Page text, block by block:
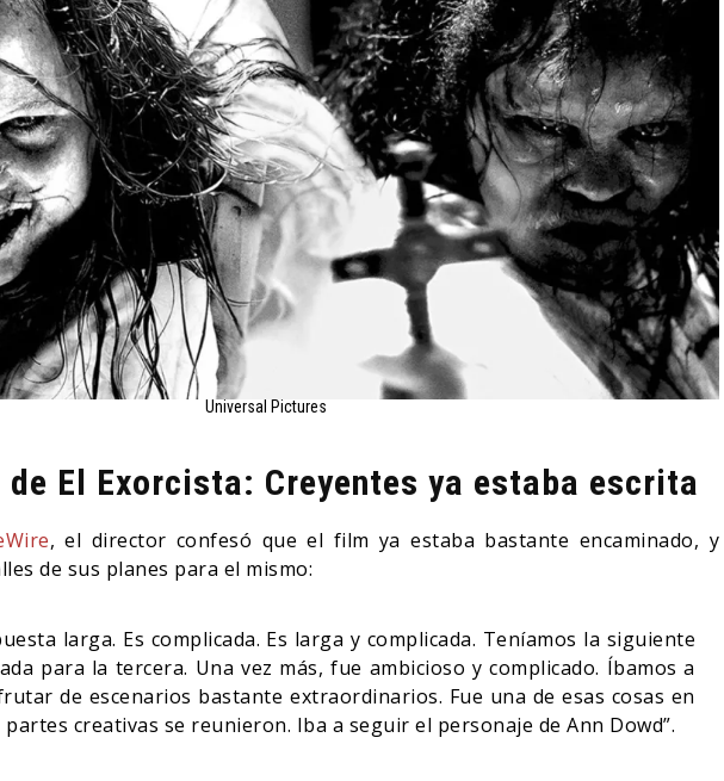
Universal Pictures
de El Exorcista: Creyentes ya estaba escrita
, el director confesó que el film ya estaba bastante encaminado, y
de sus planes para el mismo:
larga. Es complicada. Es larga y complicada. Teníamos la siguiente
para la tercera. Una vez más, fue ambicioso y complicado. Íbamos a
de escenarios bastante extraordinarios. Fue una de esas cosas en
creativas se reunieron. Iba a seguir el personaje de Ann Dowd”.